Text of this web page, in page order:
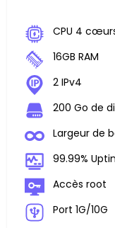
CPU 4
16GB RAM
2 IPv4
200 Go de
Largeur de
99.99%
Accès root
Port 1G/10G